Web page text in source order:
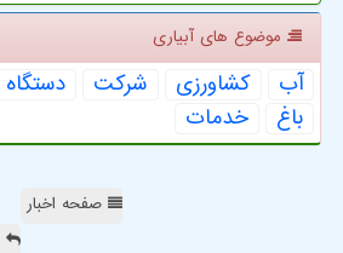
موضوع های آبیاری
آب كشاورزی شركت دستگاه
باغ
خدمات
صفحه اخبار